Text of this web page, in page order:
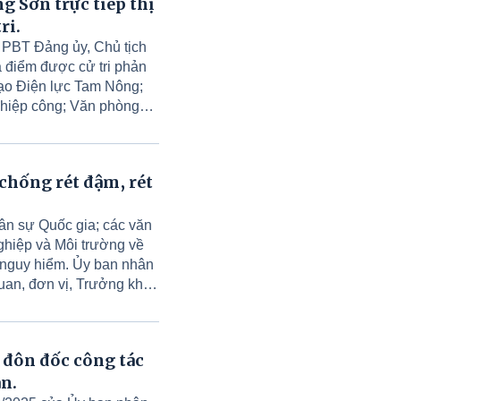
RÁC THẢI, NÂNG CAO Ý THỨC VỆ
SINH MÔI TRƯỜNG SỐNG.
RÁC THẢI, NÂNG CAO Ý THỨC VỆ
ĐIỂM NGÀY HỘI “TOÀN DÂN BẢO VỆ
AN NINH TỔ QUỐC” NĂM 2026.
UBND XÃ TAM NÔNG TỔ CHỨC HỘI
ADN.
Đảng ủy, Chủ tịch
điểm được cử tri phản
Điện lực Tam Nông;
công; Văn phòng
rét đậm, rét
sự Quốc gia; các văn
và Môi trường về
hiểm. Ủy ban nhân
đơn vị, Trưởng khu
đốc công tác